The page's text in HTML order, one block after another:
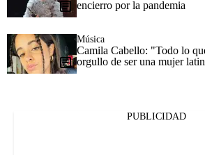
encierro por la pandemia
Música
Camila Cabello: "Todo lo
orgullo de ser una mujer
PUBLICIDAD